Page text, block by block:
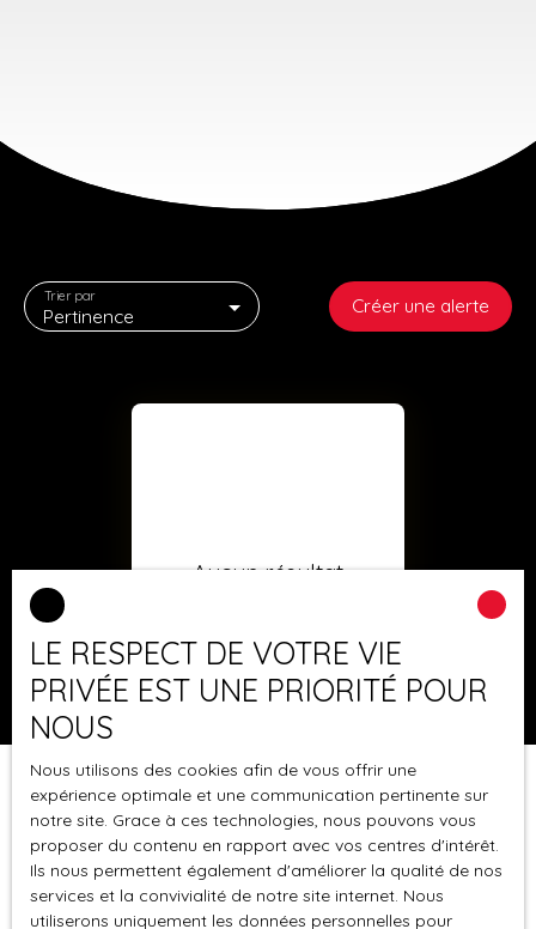
Pertinence
Trier par Créer une alerte
Aucun résultat
LE RESPECT DE VOTRE VIE
PRIVÉE EST UNE PRIORITÉ POUR
NOUS
Nous utilisons des cookies afin de vous offrir une
expérience optimale et une communication pertinente sur
notre site. Grace à ces technologies, nous pouvons vous
proposer du contenu en rapport avec vos centres d'intérêt.
Ils nous permettent également d'améliorer la qualité de nos
services et la convivialité de notre site internet. Nous
utiliserons uniquement les données personnelles pour